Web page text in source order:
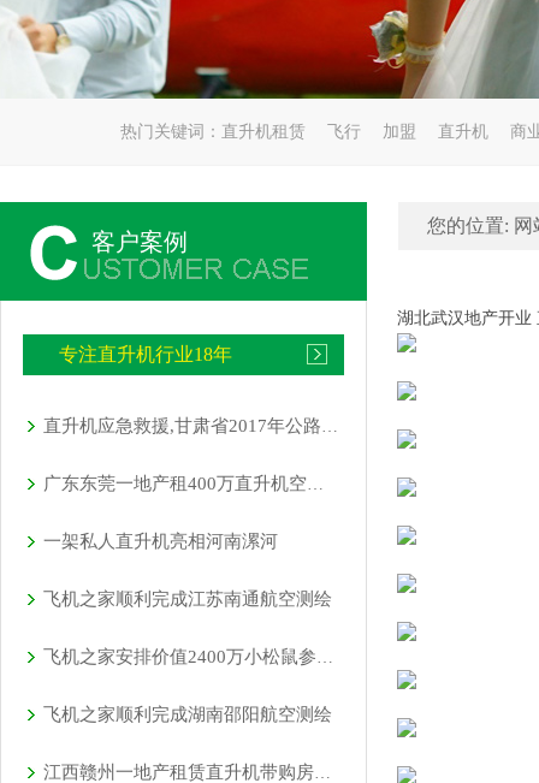
热门关键词： 直升机租赁 飞行 加盟 直升机 商
客户案例
专注直升机行业18年
直升机应急救援,甘肃省2017年公路交通地震应急开启
广东东莞一地产租400万直升机空中看房
一架私人直升机亮相河南漯河
飞机之家顺利完成江苏南通航空测绘
飞机之家安排价值2400万小松鼠参加科学试验
飞机之家顺利完成湖南邵阳航空测绘
江西赣州一地产租赁直升机带购房者空中看房
您的位置: 网
湖北武汉地产开业